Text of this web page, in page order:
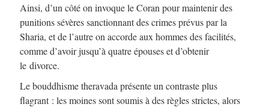
Ainsi, d’un côté on invoque le Coran pour maintenir des
punitions sévères sanctionnant des crimes prévus par la
Sharia, et de l’autre on accorde aux hommes des facilités,
comme d’avoir jusqu’à quatre épouses et d’obtenir
le divorce.
Le bouddhisme theravada présente un contraste plus
flagrant : les moines sont soumis à des règles strictes, alors